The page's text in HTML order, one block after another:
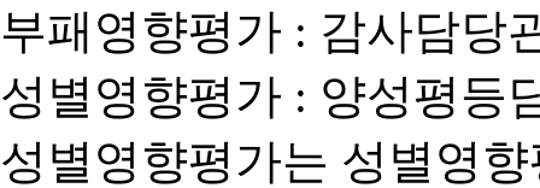
부패영향평가 : 감사담당
성별영향평가 : 양성평등
성별영향평가는 성별영